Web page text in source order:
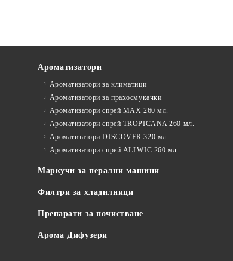
Ароматизатори
Ароматизатори за климатици
Ароматизатори за прахосмукачки
Ароматизатори спрей MAX 260 мл.
Ароматизатори спрей TROPICANA 260 мл.
Ароматизатори DISCOVER 320 мл.
Ароматизатори спрей ALLWIC 260 мл.
Маркучи за перални машини
Филтри за хладилници
Препарати за почистване
Арома Дифузери